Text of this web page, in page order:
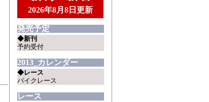
2026年8月8日更新
発売予定
◆新刊
予約受付
2013_カレンダー
◆レース
バイクレース
レース